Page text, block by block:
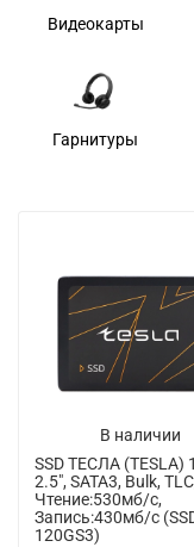
Видеокарты
Гарнитуры
В наличии
SSD ТЕСЛА (TESLA)
2.5", SATA3, Bulk,
Чтение:530мб/с,
Запись:430мб/с
120GS3)